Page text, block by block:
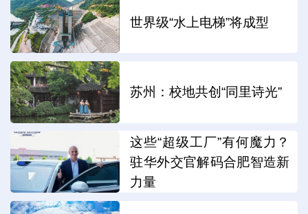
世界级“水上电梯”将成型
苏州：校地共创“同里诗光”
这些“超级工厂”有何魔力？
驻华外交官解码合肥智造新
力量